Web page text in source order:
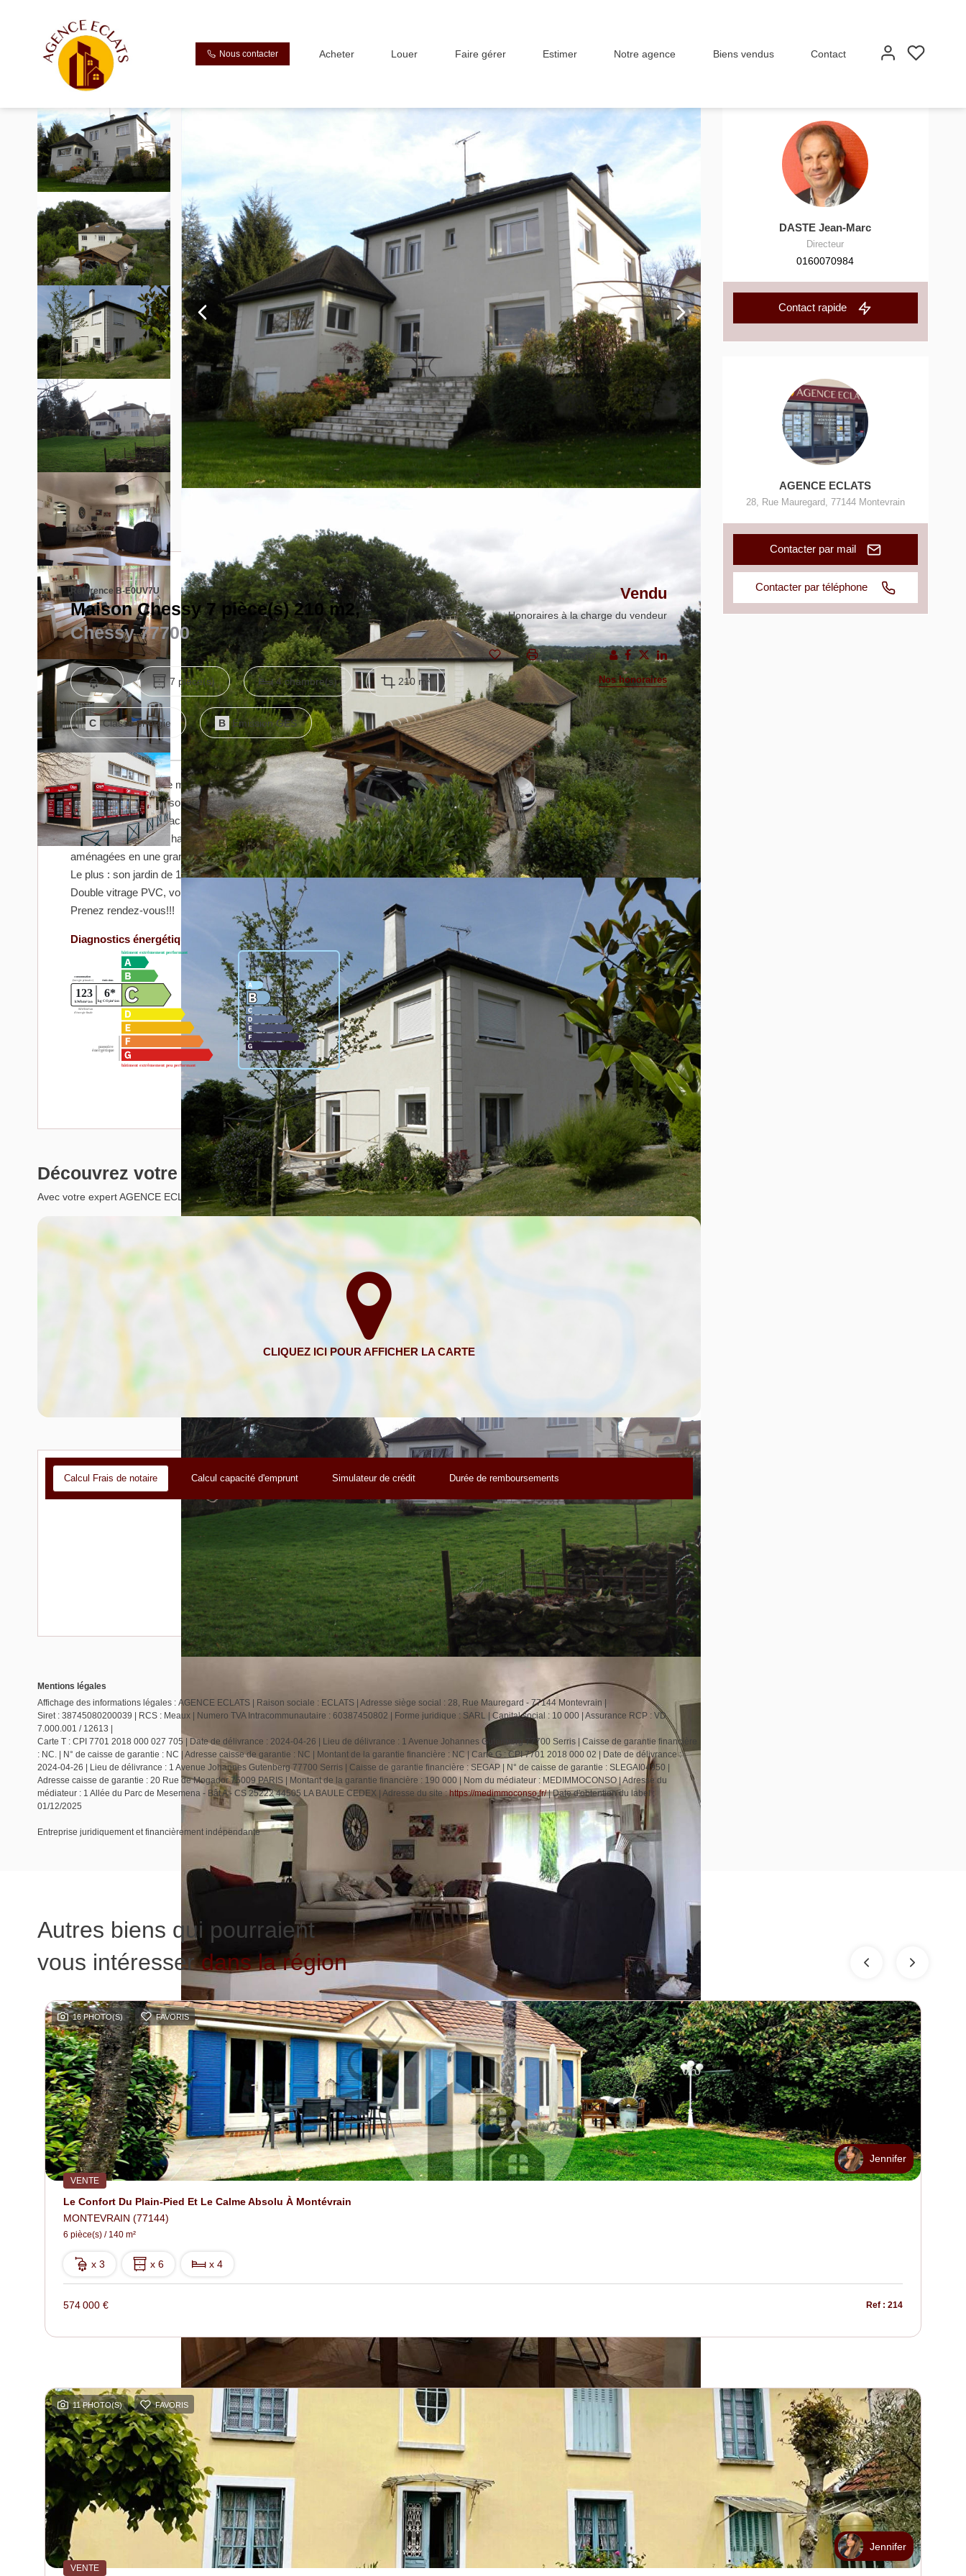
Nous contacter Acheter Louer Faire gérer Estimer Notre agence Biens vendus Contact
Vente maison 210 m², Chessy 77700Seine-et-Marne
Accueil Maison Ref. : B-E0UV7U
Référence B-E0UV7U
Maison Chessy 7 pièce(s) 210 m2,
Chessy 77700
2 7 pièce(s) 4 chambre(s) 210 m²
C Classe énergie B Emission GES
Vendu
Honoraires à la charge du vendeur
Partager :
Nos honoraires
Venez découvrir cette magnifique maison située dans un quartier recherché et calme de Chessy à proximité des commerces.
Au rez-de-chaussée son grand séjour en demi niveau et sa cheminée, donnant sur une cuisine américaine, une buanderie et
une chambre avec placards.
A l'étage, 3 grandes chambres avec placards, une salle de bains et une salle d'eau avec toilette indépendant. Les combles sont
aménagées en une grande pièce de plus de 50 m2 de surface utile.
Le plus : son jardin de 1700 m2 sans vis à vis.
Double vitrage PVC, volets roulants électrique avec centralisation, chauffage pompe à chaleur.
Prenez rendez-vous!!!
Diagnostics énergétiques
Découvrez votre futur quartier
Avec votre expert AGENCE ECLATS
Calcul Frais de notaire Calcul capacité d'emprunt Simulateur de crédit Durée de remboursements
DASTE Jean-Marc
Directeur
0160070984
Contact rapide
AGENCE ECLATS
28, Rue Mauregard, 77144 Montevrain
Contacter par mail
Contacter par téléphone
Mentions légales
Affichage des informations légales : AGENCE ECLATS | Raison sociale : ECLATS | Adresse siège social : 28, Rue Mauregard - 77144 Montevrain |
Siret : 38745080200039 | RCS : Meaux | Numero TVA Intracommunautaire : 60387450802 | Forme juridique : SARL | Capital social : 10 000 | Assurance RCP : VD
7.000.001 / 12613 |
Carte T : CPI 7701 2018 000 027 705 | Date de délivrance : 2024-04-26 | Lieu de délivrance : 1 Avenue Johannes Gutenberg 77700 Serris | Caisse de garantie financière
: NC. | N° de caisse de garantie : NC | Adresse caisse de garantie : NC | Montant de la garantie financière : NC | Carte G : CPI 7701 2018 000 02 | Date de délivrance :
2024-04-26 | Lieu de délivrance : 1 Avenue Johannes Gutenberg 77700 Serris | Caisse de garantie financière : SEGAP | N° de caisse de garantie : SLEGAI04950 |
Adresse caisse de garantie : 20 Rue de Mogador 75009 PARIS | Montant de la garantie financière : 190 000 | Nom du médiateur : MEDIMMOCONSO | Adresse du
médiateur : 1 Allée du Parc de Mesemena - Bât A - CS 25222 44505 LA BAULE CEDEX | Adresse du site :https://medimmoconso.fr/| Date d'obtention du label :
01/12/2025
Entreprise juridiquement et financièrement indépendante
Autres biens qui pourraient
vous intéresserdans la région
16 PHOTO(S) FAVORIS
Jennifer
VENTE
Le Confort Du Plain-Pied Et Le Calme Absolu À Montévrain
MONTEVRAIN (77144)
6 pièce(s) / 140 m²
x 3 x 6 x 4
574 000 € Ref : 214
11 PHOTO(S) FAVORIS
Jennifer
VENTE